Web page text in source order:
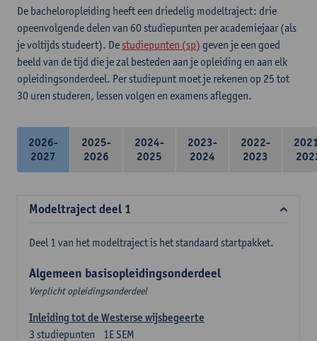
De bacheloropleiding heeft een driedelig modeltraject: drie
opeenvolgende delen van 60 studiepunten per academiejaar (als
je voltijds studeert). De studiepunten (sp) geven je een goed
beeld van de tijd die je zal besteden aan je opleiding en aan elk
opleidingsonderdeel. Per studiepunt moet je rekenen op 25 tot
30 uren studeren, lessen volgen en examens afleggen.
2026-
2027
2025-
2026
2024-
2025
2023-
2024
2022-
2023
Modeltraject deel 1
Deel 1 van het modeltraject is het standaard startpakket.
Algemeen basisopleidingsonderdeel
Verplicht opleidingsonderdeel
Inleiding tot de Westerse wijsbegeerte
1E SEM
3 studiepunten